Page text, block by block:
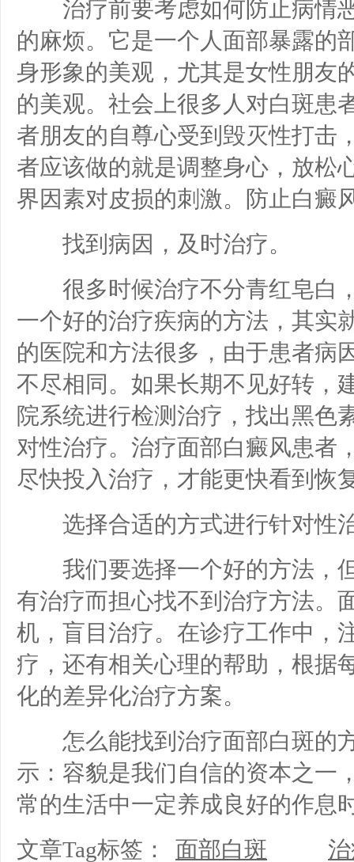
治疗前要考虑如何防止病情
的麻烦。它是一个人面部暴露的
身形象的美观，尤其是女性朋友
的美观。社会上很多人对白斑患
者朋友的自尊心受到毁灭性打击
者应该做的就是调整身心，放松
界因素对皮损的刺激。防止白癜
找到病因，及时治疗。
很多时候治疗不分青红皂白
一个好的治疗疾病的方法，其实
的医院和方法很多，由于患者病
不尽相同。如果长期不见好转，
院系统进行检测治疗，找出黑色
对性治疗。治疗面部白癜风患者
尽快投入治疗，才能更快看到恢
选择合适的方式进行针对性
我们要选择一个好的方法，
有治疗而担心找不到治疗方法。
机，盲目治疗。在诊疗工作中，
疗，还有相关心理的帮助，根据
化的差异化治疗方案。
怎么能找到治疗面部白斑的
示：容貌是我们自信的资本之一
常的生活中一定养成良好的作息
文章Tag标签：
面部白斑